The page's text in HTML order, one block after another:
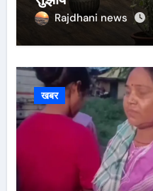
Rajdhani news
खबर